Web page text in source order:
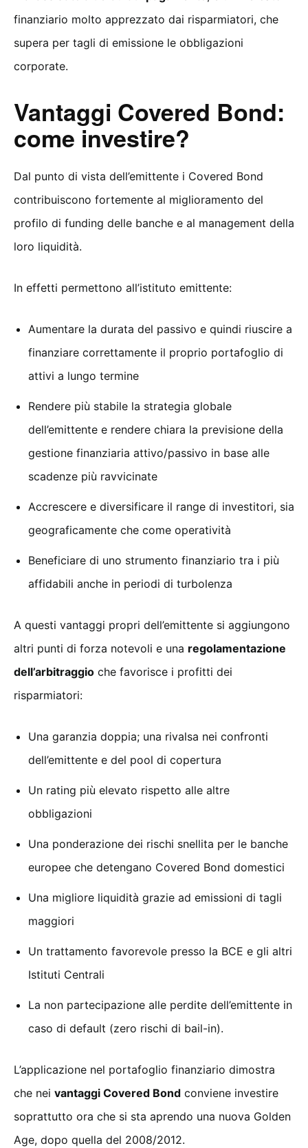
finanziario molto apprezzato dai risparmiatori, che
supera per tagli di emissione le obbligazioni
corporate.
Vantaggi Covered Bond:
come investire?
Dal punto di vista dell’emittente i Covered Bond
contribuiscono fortemente al miglioramento del
profilo di funding delle banche e al management della
loro liquidità.
In effetti permettono all’istituto emittente:
Aumentare la durata del passivo e quindi riuscire a
finanziare correttamente il proprio portafoglio di
attivi a lungo termine
Rendere più stabile la strategia globale
dell’emittente e rendere chiara la previsione della
gestione finanziaria attivo/passivo in base alle
scadenze più ravvicinate
Accrescere e diversificare il range di investitori, sia
geograficamente che come operatività
Beneficiare di uno strumento finanziario tra i più
affidabili anche in periodi di turbolenza
A questi vantaggi propri dell’emittente si aggiungono
altri punti di forza notevoli e una regolamentazione
dell’arbitraggio che favorisce i profitti dei
risparmiatori:
Una garanzia doppia; una rivalsa nei confronti
dell’emittente e del pool di copertura
Un rating più elevato rispetto alle altre
obbligazioni
Una ponderazione dei rischi snellita per le banche
europee che detengano Covered Bond domestici
Una migliore liquidità grazie ad emissioni di tagli
maggiori
Un trattamento favorevole presso la BCE e gli altri
Istituti Centrali
La non partecipazione alle perdite dell’emittente in
caso di default (zero rischi di bail-in).
L’applicazione nel portafoglio finanziario dimostra
che nei vantaggi Covered Bond conviene investire
soprattutto ora che si sta aprendo una nuova Golden
Age, dopo quella del 2008/2012.